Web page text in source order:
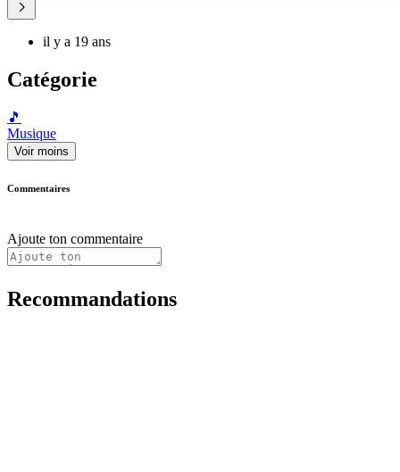
il y a 19 ans
Catégorie
🎵
Musique
Voir moins
Commentaires
Ajoute ton commentaire
Recommandations